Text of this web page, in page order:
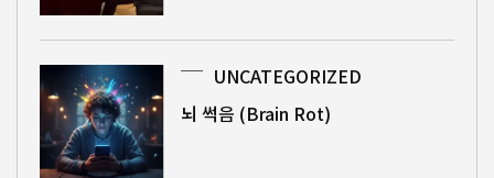
UNCATEGORIZED
뇌 썩음 (Brain Rot)